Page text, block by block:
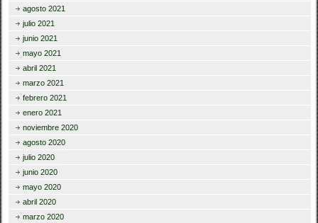
agosto 2021
julio 2021
junio 2021
mayo 2021
abril 2021
marzo 2021
febrero 2021
enero 2021
noviembre 2020
agosto 2020
julio 2020
junio 2020
mayo 2020
abril 2020
marzo 2020